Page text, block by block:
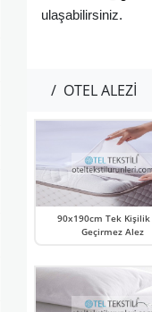
ulaşabilirsiniz.
/ OTEL ALEZİ
90x190cm Tek Kişilik
Geçirmez Alez